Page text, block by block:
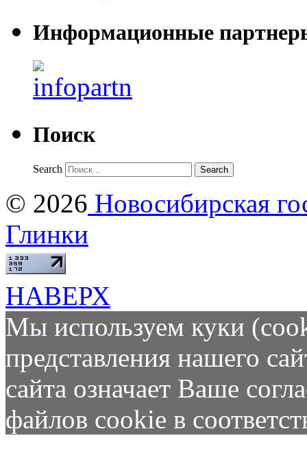
Информационные
Поиск
Search
© 2026 Новосибирская
Глинки
НАВЕРХ
Мы используем куки
представления нашего
сайта означает Ваше
файлов cookie в